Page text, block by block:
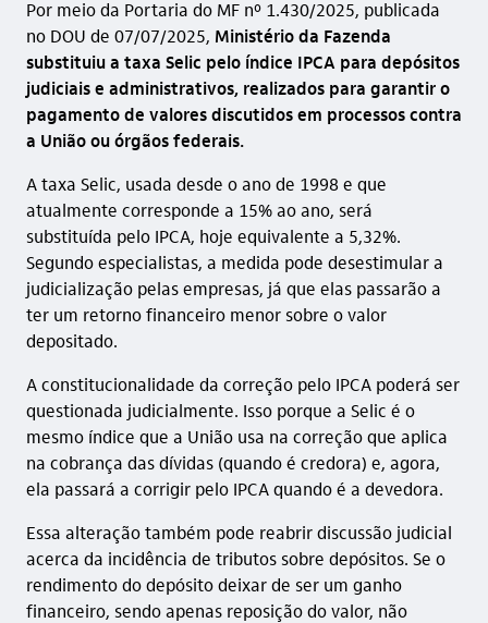
Por meio da Portaria do MF nº 1.430/2025, publicada
no DOU de 07/07/2025, Ministério da Fazenda
substituiu a taxa Selic pelo índice IPCA para depósitos
judiciais e administrativos, realizados para garantir o
pagamento de valores discutidos em processos contra
a União ou órgãos federais.
A taxa Selic, usada desde o ano de 1998 e que
atualmente corresponde a 15% ao ano, será
substituída pelo IPCA, hoje equivalente a 5,32%.
Segundo especialistas, a medida pode desestimular a
judicialização pelas empresas, já que elas passarão a
ter um retorno financeiro menor sobre o valor
depositado.
A constitucionalidade da correção pelo IPCA poderá ser
questionada judicialmente. Isso porque a Selic é o
mesmo índice que a União usa na correção que aplica
na cobrança das dívidas (quando é credora) e, agora,
ela passará a corrigir pelo IPCA quando é a devedora.
Essa alteração também pode reabrir discussão judicial
acerca da incidência de tributos sobre depósitos. Se o
rendimento do depósito deixar de ser um ganho
financeiro, sendo apenas reposição do valor, não